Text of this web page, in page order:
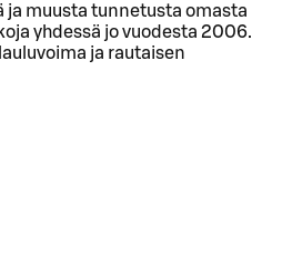
ja muusta tunnetusta omasta
yhdessä jo vuodesta 2006.
ja rautaisen